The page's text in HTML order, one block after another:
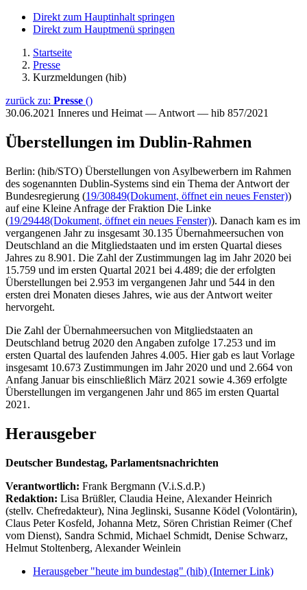
Direkt zum Hauptinhalt springen
Direkt zum Hauptmenü springen
Startseite
Presse
Kurzmeldungen (hib)
zurück zu: Presse ()
30.06.2021 Inneres und Heimat — Antwort — hib 857/2021
Überstellungen im Dublin-Rahmen
Berlin: (hib/STO) Überstellungen von Asylbewerbern im Rahmen
des sogenannten Dublin-Systems sind ein Thema der Antwort der
Bundesregierung (19/30849(Dokument, öffnet ein neues Fenster))
auf eine Kleine Anfrage der Fraktion Die Linke
(19/29448(Dokument, öffnet ein neues Fenster)). Danach kam es im
vergangenen Jahr zu insgesamt 30.135 Übernahmeersuchen von
Deutschland an die Mitgliedstaaten und im ersten Quartal dieses
Jahres zu 8.901. Die Zahl der Zustimmungen lag im Jahr 2020 bei
15.759 und im ersten Quartal 2021 bei 4.489; die der erfolgten
Überstellungen bei 2.953 im vergangenen Jahr und 544 in den
ersten drei Monaten dieses Jahres, wie aus der Antwort weiter
hervorgeht.
Die Zahl der Übernahmeersuchen von Mitgliedstaaten an
Deutschland betrug 2020 den Angaben zufolge 17.253 und im
ersten Quartal des laufenden Jahres 4.005. Hier gab es laut Vorlage
insgesamt 10.673 Zustimmungen im Jahr 2020 und und 2.664 von
Anfang Januar bis einschließlich März 2021 sowie 4.369 erfolgte
Überstellungen im vergangenen Jahr und 865 im ersten Quartal
2021.
Herausgeber
Deutscher Bundestag, Parlamentsnachrichten
Verantwortlich: Frank Bergmann (V.i.S.d.P.)
Redaktion: Lisa Brüßler, Claudia Heine, Alexander Heinrich
(stellv. Chefredakteur), Nina Jeglinski, Susanne Ködel (Volontärin),
Claus Peter Kosfeld, Johanna Metz, Sören Christian Reimer (Chef
vom Dienst), Sandra Schmid, Michael Schmidt, Denise Schwarz,
Helmut Stoltenberg, Alexander Weinlein
Herausgeber "heute im bundestag" (hib) (Interner Link)